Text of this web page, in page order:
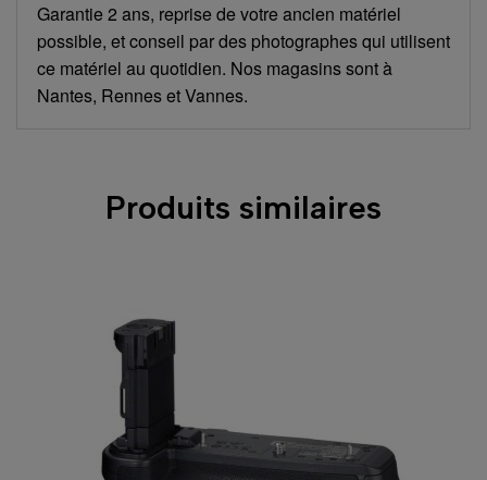
Garantie 2 ans, reprise de votre ancien matériel
possible, et conseil par des photographes qui utilisent
ce matériel au quotidien. Nos magasins sont à
Nantes, Rennes et Vannes.
Produits similaires